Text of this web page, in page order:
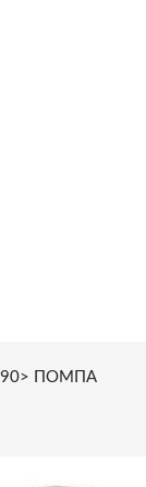
90> ПОМПА